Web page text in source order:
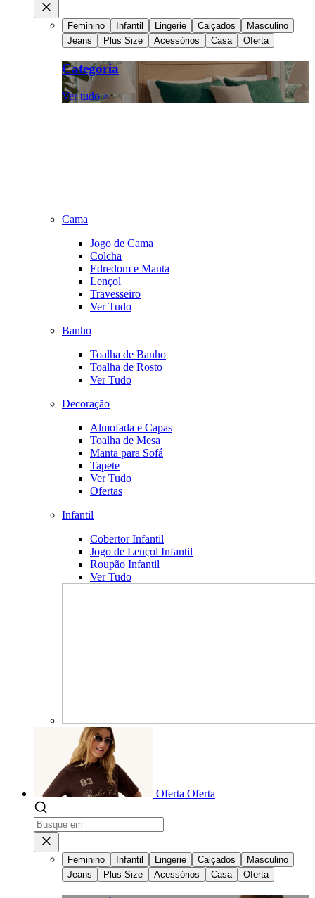
Feminino Infantil Lingerie Calçados
Masculino
Jeans
Plus Size Acessórios Casa Oferta
Categoria
Ver tudo >
Cama
Jogo de Cama
Colcha
Edredom e Manta
Lençol
Travesseiro
Ver Tudo
Banho
Toalha de Banho
Toalha de Rosto
Ver Tudo
Decoração
Almofada e Capas
Toalha de Mesa
Manta para Sofá
Tapete
Ver Tudo
Ofertas
Infantil
Cobertor Infantil
Jogo de Lençol Infantil
Roupão Infantil
Ver Tudo
Oferta Oferta
Feminino Infantil Lingerie Calçados
Masculino
Jeans
Plus Size Acessórios Casa Oferta